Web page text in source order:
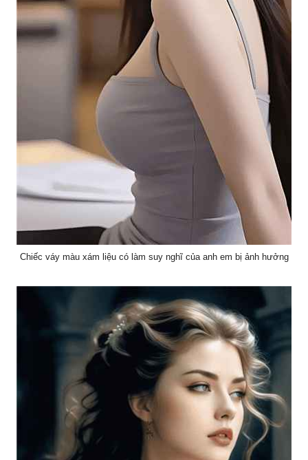
Chiếc váy màu xám liệu có làm suy nghĩ của anh em bị ảnh hưởng